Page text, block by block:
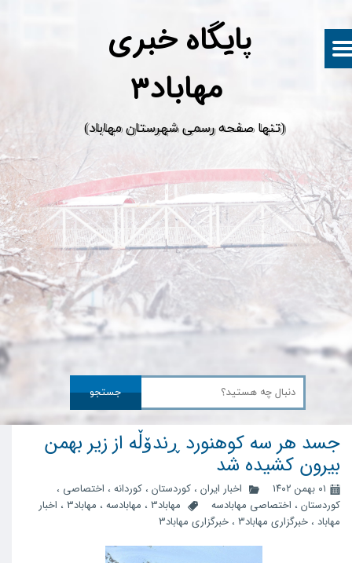
پایگاه خبری
​(تنها صفحه رسمی شهرستان مهاباد)
جستجو
جسد هر سه کوهنورد ڕندۆڵە از زیر بهمن
بیرون کشیده شد
۰۱ بهمن ۱۴۰۲ اخبار ایران ، کوردستان ، کوردانه ، اختصاصی ،
کوردستان ، اختصاصی مهابادسه مهاباد3 ، مهابادسه ، مهاباد۳ ، اخبار
مهاباد ، خبرگزاری مهاباد3 ، خبرگزاری مهاباد۳